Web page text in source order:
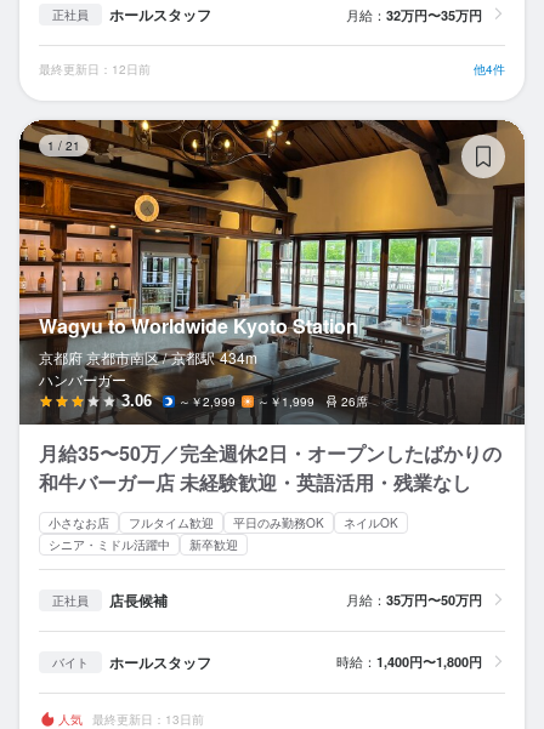
正社員 ホールスタッフ 月給： 32万円〜35万円
最終更新日：12日前 他4件
1 / 21
Wagyu to Worldwide Kyoto Station
京都府 京都市南区 / 京都駅 434m
ハンバーガー
3.06 ～￥2,999 ～￥1,999 26席
月給35〜50万／完全週休2日・オープンしたばかりの
和牛バーガー店 未経験歓迎・英語活用・残業なし
小さなお店 フルタイム歓迎 平日のみ勤務OK
ネイルOK
シニア・ミドル活躍中
新卒歓迎
正社員 店長候補 月給： 35万円〜50万円
バイト ホールスタッフ 時給： 1,400円〜1,800円
人気 最終更新日：13日前